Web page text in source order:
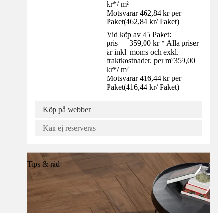
kr*/ m²
Motsvarar 462,84 kr per
Paket(462,84 kr/ Paket)
Vid köp av 45 Paket:
pris — 359,00 kr * Alla priser
är inkl. moms och exkl.
fraktkostnader. per m²359,00
kr*/ m²
Motsvarar 416,44 kr per
Paket(416,44 kr/ Paket)
Köp på webben
Kan ej reserveras
Tips & råd